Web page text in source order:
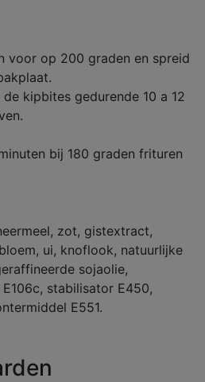
voor op 200 graden en spreid
kipbites gedurende 10 a 12
bij 180 graden frituren
zot, gistextract,
ui, knoflook, natuurlijke
sojaolie,
stabilisator E450,
E551.